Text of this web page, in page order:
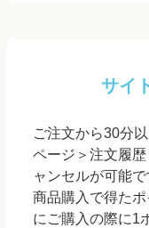
サイ
ご注文から30分
ページ＞注文履
ャンセルが可能で
商品購入で得た
にご購入の際に1